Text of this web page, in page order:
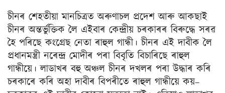
চীনৰ শেহতীয়া মানচিত্ৰত অৰুণাচল প্ৰদেশ আৰু আকছাই
চীনৰ অন্তৰ্ভুক্তিক লৈ এইবাৰ কেন্দ্ৰীয় চৰকাৰৰ বিৰুদ্ধে সৰৱ
হৈ পৰিছে কংগ্ৰেছ নেতা ৰাহুল গান্ধী। চীনৰ এই দাবীক লৈ
প্ৰধানমন্ত্ৰী নৰেন্দ্ৰ মোদীৰ পৰা বিবৃতি বিচাৰিছে ৰাহুল
গান্ধীয়ে। লাডাখৰ বহু অঞ্চল চীনৰ দখলৰ পৰা উদ্ধাৰ কৰি
চৰকাৰে কৰি অহা দাবীৰ বিপৰীতে ৰাহুল গান্ধীয়ে কয়–